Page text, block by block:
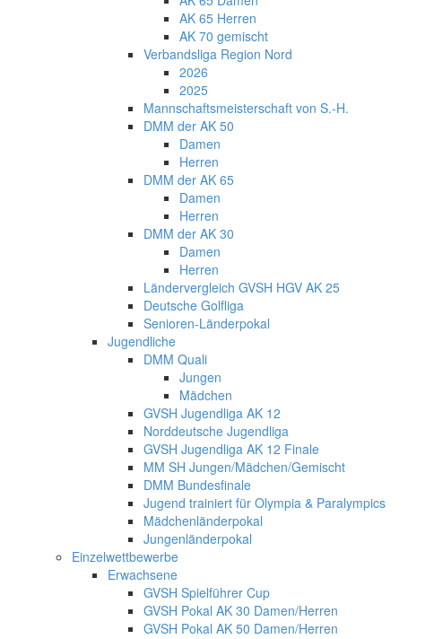
AK 65 Herren
AK 70 gemischt
Verbandsliga Region Nord
2026
2025
Mannschaftsmeisterschaft von S.-H.
DMM der AK 50
Damen
Herren
DMM der AK 65
Damen
Herren
DMM der AK 30
Damen
Herren
Ländervergleich GVSH HGV AK 25
Deutsche Golfliga
Senioren-Länderpokal
Jugendliche
DMM Quali
Jungen
Mädchen
GVSH Jugendliga AK 12
Norddeutsche Jugendliga
GVSH Jugendliga AK 12 Finale
MM SH Jungen/Mädchen/Gemischt
DMM Bundesfinale
Jugend trainiert für Olympia & Paralympics
Mädchenländerpokal
Jungenländerpokal
Einzelwettbewerbe
Erwachsene
GVSH Spielführer Cup
GVSH Pokal AK 30 Damen/Herren
GVSH Pokal AK 50 Damen/Herren